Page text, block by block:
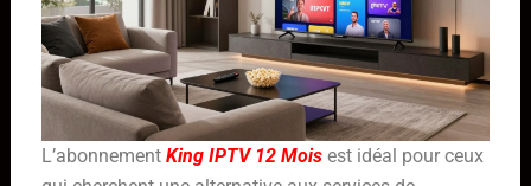
L’abonnement King IPTV 12 Moisest idéal pour ceux